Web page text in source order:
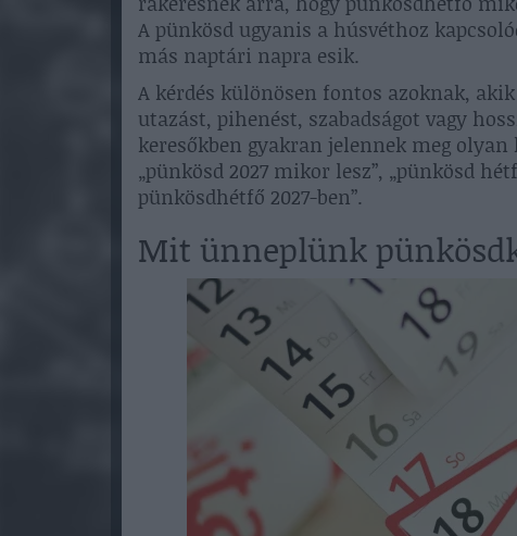
A pünkösd ugyanis a húsvéthoz
más naptári napra esik.
A kérdés különösen fontos azoknak,
utazást, pihenést, szabadságot vagy
keresőkben gyakran jelennek meg olyan
„pünkösd 2027 mikor lesz”, „pünkösd
pünkösdhétfő 2027-ben”.
Mit ünneplünk